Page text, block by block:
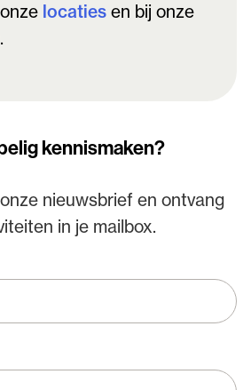
locaties en bij onze
.
kennismaken?
nieuwsbrief en ontvang
in je mailbox.